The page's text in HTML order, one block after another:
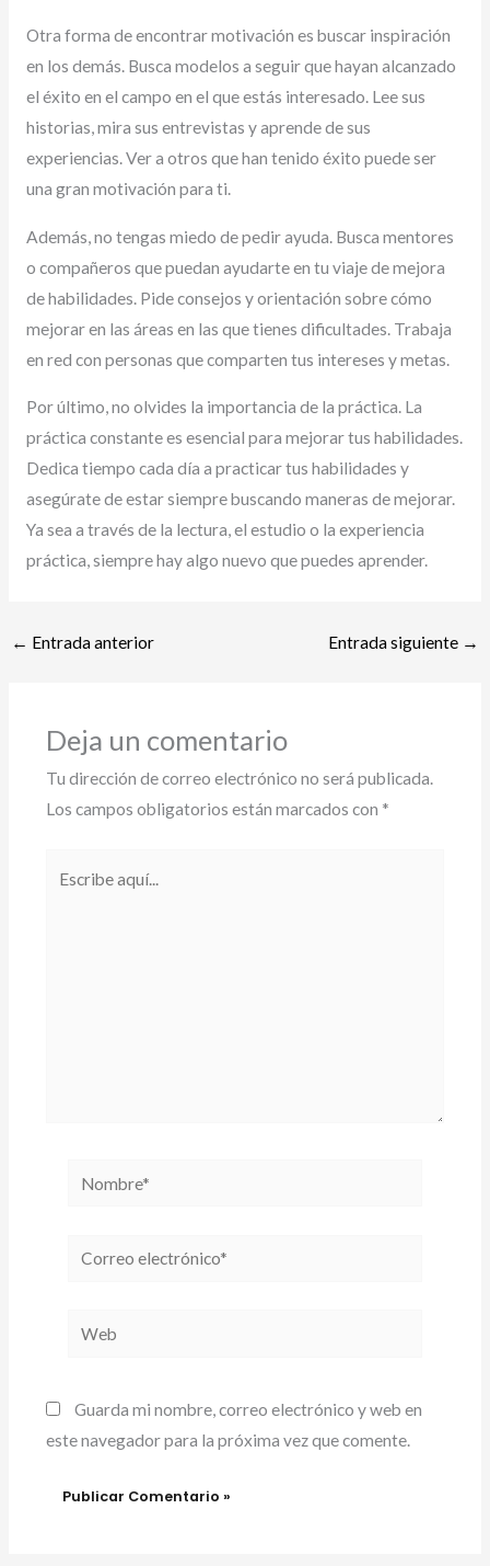
Otra forma de encontrar motivación es buscar inspiración
en los demás. Busca modelos a seguir que hayan alcanzado
el éxito en el campo en el que estás interesado. Lee sus
historias, mira sus entrevistas y aprende de sus
experiencias. Ver a otros que han tenido éxito puede ser
una gran motivación para ti.
Además, no tengas miedo de pedir ayuda. Busca mentores
o compañeros que puedan ayudarte en tu viaje de mejora
de habilidades. Pide consejos y orientación sobre cómo
mejorar en las áreas en las que tienes dificultades. Trabaja
en red con personas que comparten tus intereses y metas.
Por último, no olvides la importancia de la práctica. La
práctica constante es esencial para mejorar tus habilidades.
Dedica tiempo cada día a practicar tus habilidades y
asegúrate de estar siempre buscando maneras de mejorar.
Ya sea a través de la lectura, el estudio o la experiencia
práctica, siempre hay algo nuevo que puedes aprender.
← Entrada anterior Entrada siguiente →
Deja un comentario
Tu dirección de correo electrónico no será publicada.
Los campos obligatorios están marcados con *
Nombre*
Correo
Web
Guarda mi nombre, correo electrónico y web en
este navegador para la próxima vez que comente.